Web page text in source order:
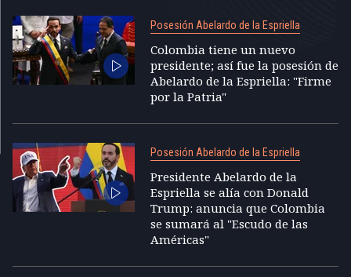
Posesión Abelardo de la Espriella
Colombia tiene un nuevo
presidente; así fue la posesión de
Abelardo de la Espriella: "Firme
por la Patria"
Posesión Abelardo de la Espriella
Presidente Abelardo de la
Espriella se alía con Donald
Trump: anuncia que Colombia
se sumará al "Escudo de las
Américas"